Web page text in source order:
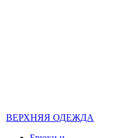
ВЕРХНЯЯ ОДЕЖДА